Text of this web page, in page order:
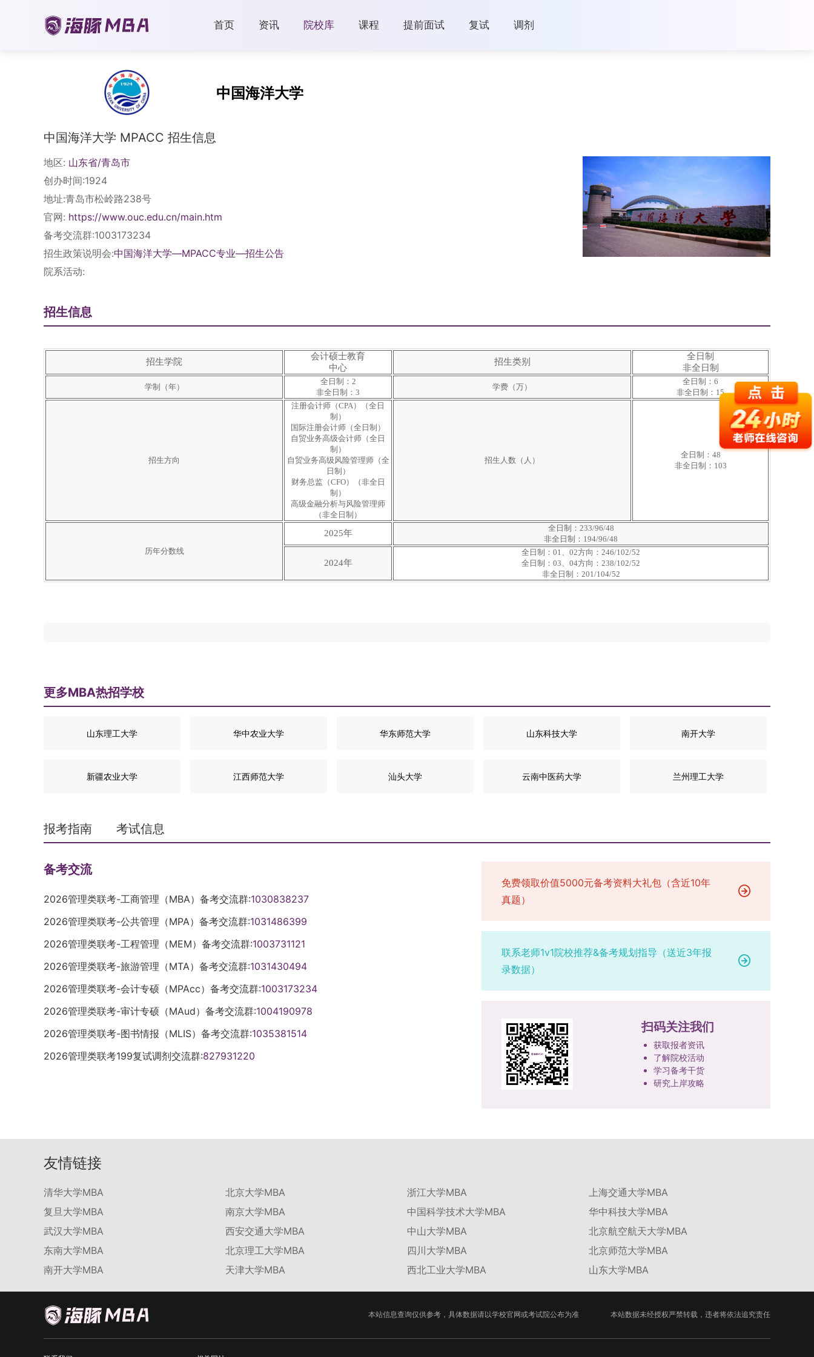
首页 资讯 院校库 课程 提前面试 复试 调剂
中国海洋大学
中国海洋大学 MPACC 招生信息
地区: 山东省/青岛市
创办时间:1924
地址:青岛市松岭路238号
官网: https://www.ouc.edu.cn/main.htm
备考交流群:1003173234
招生政策说明会:中国海洋大学—MPACC专业—招生公告
院系活动:
招生信息
招生学院
会计硕士教育
中心
招生类别
全日制
非全日制
学制（年）
全日制：2
非全日制：3
学费（万）
全日制：6
非全日制：15
招生方向
注册会计师（CPA）（全日
制）
国际注册会计师（全日制）
自贸业务高级会计师（全日
制）
自贸业务高级风险管理师（全
日制）
财务总监（CFO）（非全日
制）
高级金融分析与风险管理师
（非全日制）
招生人数（人）
全日制：48
非全日制：103
历年分数线
2025年
全日制：233/96/48
非全日制：194/96/48
2024年
全日制：01、02方向：246/102/52
全日制：03、04方向：238/102/52
非全日制：201/104/52
更多MBA热招学校
山东理工大学 华中农业大学 华东师范大学 山东科技大学 南开大学
新疆农业大学 江西师范大学 汕头大学 云南中医药大学 兰州理工大学
报考指南 考试信息
备考交流
2026管理类联考-工商管理（MBA）备考交流群:1030838237
2026管理类联考-公共管理（MPA）备考交流群:1031486399
2026管理类联考-工程管理（MEM）备考交流群:1003731121
2026管理类联考-旅游管理（MTA）备考交流群:1031430494
2026管理类联考-会计专硕（MPAcc）备考交流群:1003173234
2026管理类联考-审计专硕（MAud）备考交流群:1004190978
2026管理类联考-图书情报（MLIS）备考交流群:1035381514
2026管理类联考199复试调剂交流群:827931220
免费领取价值5000元备考资料大礼包（含近10年
真题）
联系老师1v1院校推荐&备考规划指导（送近3年报
录数据）
扫码关注我们
获取报者资讯
了解院校活动
学习备考干货
研究上岸攻略
友情链接
清华大学MBA 北京大学MBA 浙江大学MBA
上海交通大学MBA
复旦大学MBA
南京大学MBA 中国科学技术大学MBA
华中科技大学MBA
武汉大学MBA
西安交通大学MBA 中山大学MBA
北京航空航天大学MBA
东南大学MBA
北京理工大学MBA 四川大学MBA
北京师范大学MBA
南开大学MBA
天津大学MBA 西北工业大学MBA 山东大学MBA
本站信息查询仅供参考，具体数据请以学校官网或考试院公布为准 本站数据未经授权严禁转载，违者将依法追究责任